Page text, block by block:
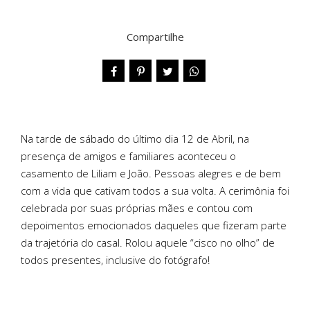
Compartilhe
Na tarde de sábado do último dia 12 de Abril, na
presença de amigos e familiares aconteceu o
casamento de Liliam e João. Pessoas alegres e de bem
com a vida que cativam todos a sua volta. A cerimônia foi
celebrada por suas próprias mães e contou com
depoimentos emocionados daqueles que fizeram parte
da trajetória do casal. Rolou aquele “cisco no olho” de
todos presentes, inclusive do fotógrafo!